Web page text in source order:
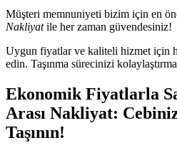
Müşteri memnuniyeti bizim için en
Nakliyatile her zaman güvendesiniz!
Uygun fiyatlar ve kaliteli hizmet için
edin. Taşınma sürecinizi
Ekonomik Fiyatlarla
Arası Nakliyat:
Taşının!